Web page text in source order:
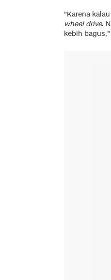
"Karena
wheel drive.
kebih